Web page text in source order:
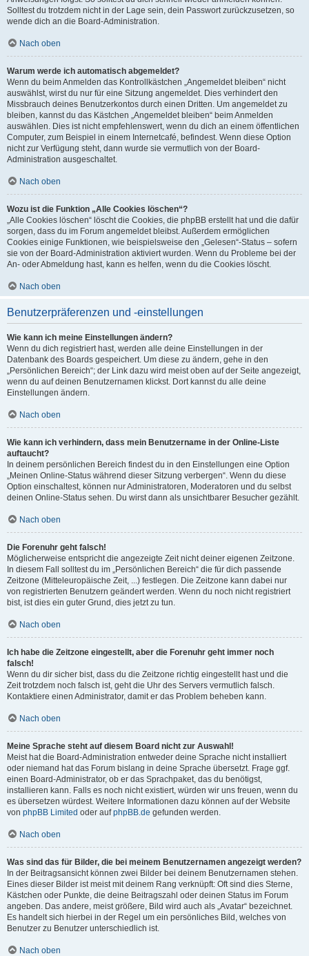
Solltest du trotzdem nicht in der Lage sein, dein Passwort zurückzusetzen, so
wende dich an die Board-Administration.
Nach oben
Warum werde ich automatisch abgemeldet?
Wenn du beim Anmelden das Kontrollkästchen „Angemeldet bleiben“ nicht
auswählst, wirst du nur für eine Sitzung angemeldet. Dies verhindert den
Missbrauch deines Benutzerkontos durch einen Dritten. Um angemeldet zu
bleiben, kannst du das Kästchen „Angemeldet bleiben“ beim Anmelden
auswählen. Dies ist nicht empfehlenswert, wenn du dich an einem öffentlichen
Computer, zum Beispiel in einem Internetcafé, befindest. Wenn diese Option
nicht zur Verfügung steht, dann wurde sie vermutlich von der Board-
Administration ausgeschaltet.
Nach oben
Wozu ist die Funktion „Alle Cookies löschen“?
„Alle Cookies löschen“ löscht die Cookies, die phpBB erstellt hat und die dafür
sorgen, dass du im Forum angemeldet bleibst. Außerdem ermöglichen
Cookies einige Funktionen, wie beispielsweise den „Gelesen“-Status – sofern
sie von der Board-Administration aktiviert wurden. Wenn du Probleme bei der
An- oder Abmeldung hast, kann es helfen, wenn du die Cookies löscht.
Nach oben
Benutzerpräferenzen und -einstellungen
Wie kann ich meine Einstellungen ändern?
Wenn du dich registriert hast, werden alle deine Einstellungen in der
Datenbank des Boards gespeichert. Um diese zu ändern, gehe in den
„Persönlichen Bereich“; der Link dazu wird meist oben auf der Seite angezeigt,
wenn du auf deinen Benutzernamen klickst. Dort kannst du alle deine
Einstellungen ändern.
Nach oben
Wie kann ich verhindern, dass mein Benutzername in der Online-Liste
auftaucht?
In deinem persönlichen Bereich findest du in den Einstellungen eine Option
„Meinen Online-Status während dieser Sitzung verbergen“. Wenn du diese
Option einschaltest, können nur Administratoren, Moderatoren und du selbst
deinen Online-Status sehen. Du wirst dann als unsichtbarer Besucher gezählt.
Nach oben
Die Forenuhr geht falsch!
Möglicherweise entspricht die angezeigte Zeit nicht deiner eigenen Zeitzone.
In diesem Fall solltest du im „Persönlichen Bereich“ die für dich passende
Zeitzone (Mitteleuropäische Zeit, ...) festlegen. Die Zeitzone kann dabei nur
von registrierten Benutzern geändert werden. Wenn du noch nicht registriert
bist, ist dies ein guter Grund, dies jetzt zu tun.
Nach oben
Ich habe die Zeitzone eingestellt, aber die Forenuhr geht immer noch
falsch!
Wenn du dir sicher bist, dass du die Zeitzone richtig eingestellt hast und die
Zeit trotzdem noch falsch ist, geht die Uhr des Servers vermutlich falsch.
Kontaktiere einen Administrator, damit er das Problem beheben kann.
Nach oben
Meine Sprache steht auf diesem Board nicht zur Auswahl!
Meist hat die Board-Administration entweder deine Sprache nicht installiert
oder niemand hat das Forum bislang in deine Sprache übersetzt. Frage ggf.
einen Board-Administrator, ob er das Sprachpaket, das du benötigst,
installieren kann. Falls es noch nicht existiert, würden wir uns freuen, wenn du
es übersetzen würdest. Weitere Informationen dazu können auf der Website
von phpBB Limited oder aufphpBB.de gefunden werden.
Nach oben
Was sind das für Bilder, die bei meinem Benutzernamen angezeigt werden?
In der Beitragsansicht können zwei Bilder bei deinem Benutzernamen stehen.
Eines dieser Bilder ist meist mit deinem Rang verknüpft: Oft sind dies Sterne,
Kästchen oder Punkte, die deine Beitragszahl oder deinen Status im Forum
angeben. Das andere, meist größere, Bild wird auch als „Avatar“ bezeichnet.
Es handelt sich hierbei in der Regel um ein persönliches Bild, welches von
Benutzer zu Benutzer unterschiedlich ist.
Nach oben